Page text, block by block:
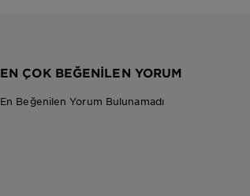
EN ÇOK BEĞENILEN YORUM
En Beğenilen Yorum Bulunamadı